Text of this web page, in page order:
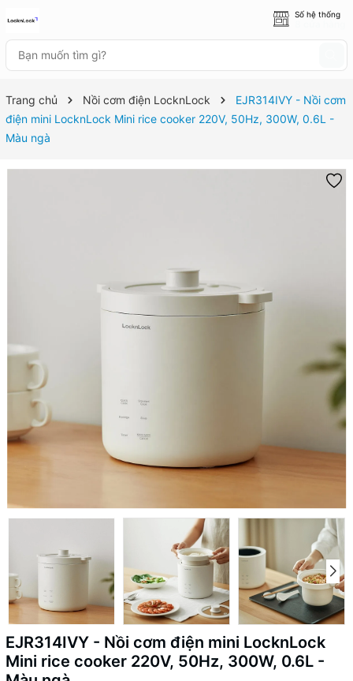
Số hệ thống
Trang chủ Nồi cơm điện LocknLock
EJR314IVY - Nồi cơm
điện mini LocknLock Mini rice cooker 220V, 50Hz, 300W, 0.6L -
Màu ngà
EJR314IVY - Nồi cơm điện mini LocknLock
Mini rice cooker 220V, 50Hz, 300W, 0.6L -